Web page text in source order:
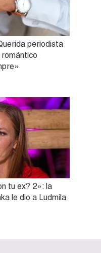
periodista
romántico
tu ex? 2»: la
le dio a Ludmila